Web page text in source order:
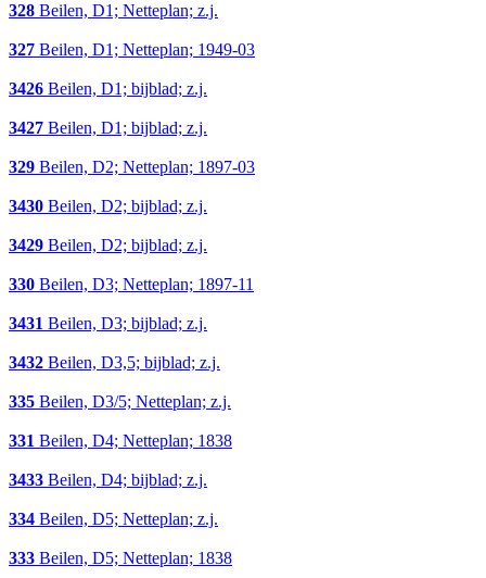
328 Beilen, D1; Netteplan; z.j.
327 Beilen, D1; Netteplan; 1949-03
3426 Beilen, D1; bijblad; z.j.
3427 Beilen, D1; bijblad; z.j.
329 Beilen, D2; Netteplan; 1897-03
3430 Beilen, D2; bijblad; z.j.
3429 Beilen, D2; bijblad; z.j.
330 Beilen, D3; Netteplan; 1897-11
3431 Beilen, D3; bijblad; z.j.
3432 Beilen, D3,5; bijblad; z.j.
335 Beilen, D3/5; Netteplan; z.j.
331 Beilen, D4; Netteplan; 1838
3433 Beilen, D4; bijblad; z.j.
334 Beilen, D5; Netteplan; z.j.
333 Beilen, D5; Netteplan; 1838